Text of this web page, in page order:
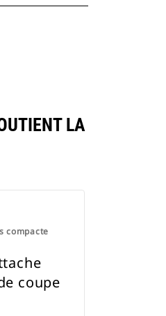
LA
compacte
coupe